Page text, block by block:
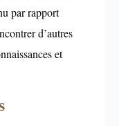
par rapport
d’autres
et